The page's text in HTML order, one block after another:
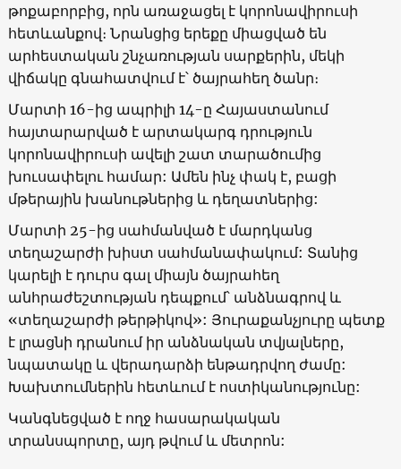
թոքաբորբից, որն առաջացել է կորոնավիրուսի
հետևանքով։ Նրանցից երեքը միացված են
արհեստական շնչառության սարքերին, մեկի
վիճակը գնահատվում է՝ ծայրահեղ ծանր։
Մարտի 16-ից ապրիլի 14-ը Հայաստանում
հայտարարված է արտակարգ դրություն
կորոնավիրուսի ավելի շատ տարածումից
խուսափելու համար: Ամեն ինչ փակ է, բացի
մթերային խանութներից և դեղատներից:
Մարտի 25-ից սահմանված է մարդկանց
տեղաշարժի խիստ սահմանափակում: Տանից
կարելի է դուրս գալ միայն ծայրահեղ
անհրաժեշտության դեպքում՝ անձնագրով և
«տեղաշարժի թերթիկով»: Յուրաքանչյուրը պետք
է լրացնի դրանում իր անձնական տվյալները,
նպատակը և վերադարձի ենթադրվող ժամը:
Խախտումներին հետևում է ոստիկանությունը:
Կանգնեցված է ողջ հասարակական
տրանսպորտը, այդ թվում և մետրոն: